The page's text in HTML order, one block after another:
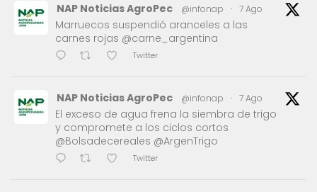
NAP Noticias AgroPec @infonap · 7 Ago
Marruecos suspendió aranceles a las
carnes rojas @carne_argentina
Twitter
NAP Noticias AgroPec @infonap · 7 Ago
El exceso de agua frena la siembra de trigo
y compromete a los ciclos cortos
@Bolsadecereales @ArgenTrigo
Twitter